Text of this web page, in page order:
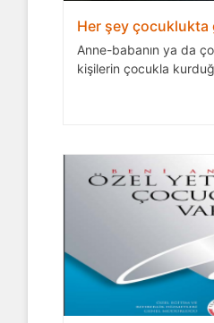
Her şey çocuklukta
Anne-babanın ya da
kişilerin çocukla